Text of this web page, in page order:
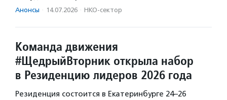
Анонсы · 14.07.2026 · НКО-сектор
Команда движения
#ЩедрыйВторник открыла набор
в Резиденцию лидеров 2026 года
Резиденция состоится в Екатеринбурге 24–26